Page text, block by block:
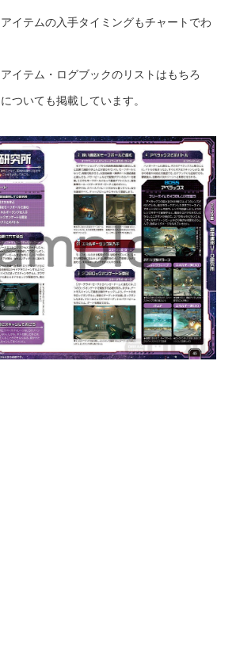
イテムの入手タイミングもチャートでわ
イテム・ログブックのリストはもちろ
ついても掲載しています。